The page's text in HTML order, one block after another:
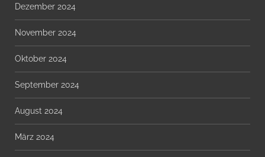
Dezember 2024
November 2024
Oktober 2024
September 2024
August 2024
März 2024